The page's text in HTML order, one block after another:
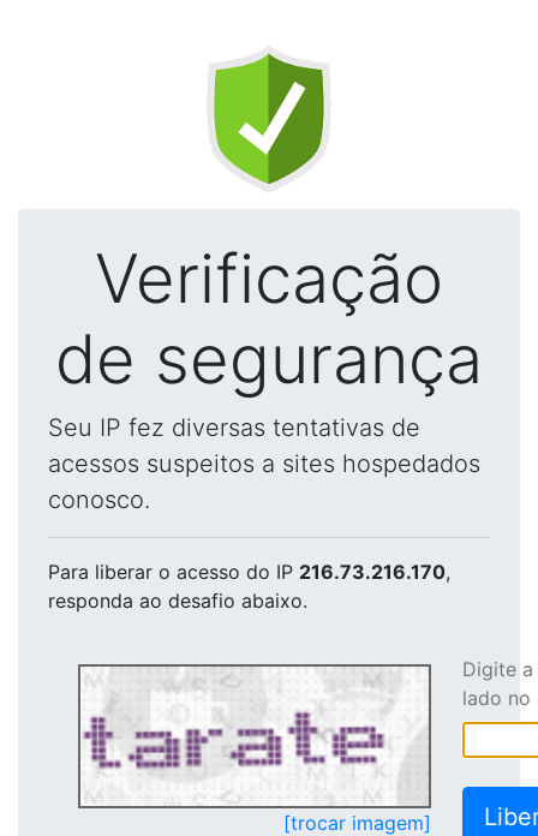
Verificação
de segurança
Seu IP fez diversas tentativas de
acessos suspeitos a sites hospedados
conosco.
Para liberar o acesso do IP 216.73.216.170,
responda ao desafio abaixo.
[trocar imagem]
Digite
lado no